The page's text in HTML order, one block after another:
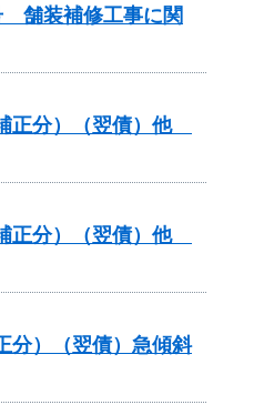
舗装補修工事に関
正分）（翌債）他
正分）（翌債）他
分）（翌債）急傾斜